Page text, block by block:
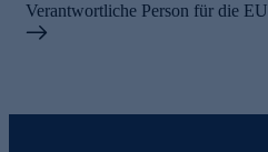
Verantwortliche Person für die EU